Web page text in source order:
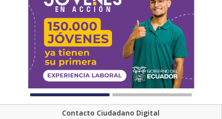
Contacto Ciudadano Digital